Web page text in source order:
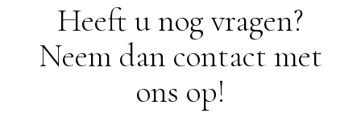
Heeft u nog vragen?
Neem dan contact met
ons op!